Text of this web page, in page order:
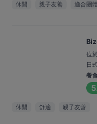
休閒 親子友善 適合團體
位
日
餐
休閒 舒適 親子友善